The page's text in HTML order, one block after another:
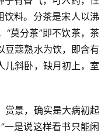
饮料。分茶是宋人以沸
“莫分茶”即不饮茶，茶
豆蔻熟水为饮，即含有
儿斜卧，缺月初上，室
赏景，确实是大病初起
一是说这样看书只能闲